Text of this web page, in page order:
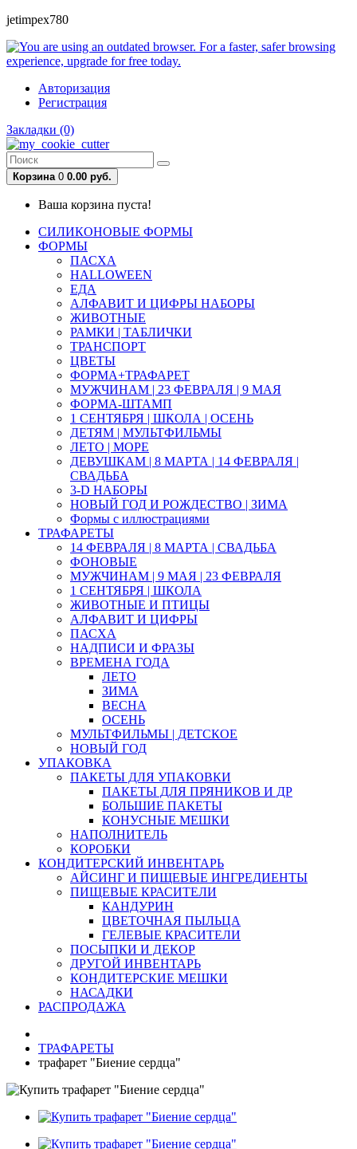
jetimpex780
Авторизация
Регистрация
Закладки (0)
Корзина 0 0.00 руб.
Ваша корзина пуста!
СИЛИКОНОВЫЕ ФОРМЫ
ФОРМЫ
ПАСХА
HALLOWEEN
ЕДА
АЛФАВИТ И ЦИФРЫ НАБОРЫ
ЖИВОТНЫЕ
РАМКИ | ТАБЛИЧКИ
ТРАНСПОРТ
ЦВЕТЫ
ФОРМА+ТРАФАРЕТ
МУЖЧИНАМ | 23 ФЕВРАЛЯ | 9 МАЯ
ФОРМА-ШТАМП
1 СЕНТЯБРЯ | ШКОЛА | ОСЕНЬ
ДЕТЯМ | МУЛЬТФИЛЬМЫ
ЛЕТО | МОРЕ
ДЕВУШКАМ | 8 МАРТА | 14 ФЕВРАЛЯ |
СВАДЬБА
3-D НАБОРЫ
НОВЫЙ ГОД И РОЖДЕСТВО | ЗИМА
Формы с иллюстрациями
ТРАФАРЕТЫ
14 ФЕВРАЛЯ | 8 МАРТА | СВАДЬБА
ФОНОВЫЕ
МУЖЧИНАМ | 9 МАЯ | 23 ФЕВРАЛЯ
1 СЕНТЯБРЯ | ШКОЛА
ЖИВОТНЫЕ И ПТИЦЫ
АЛФАВИТ И ЦИФРЫ
ПАСХА
НАДПИСИ И ФРАЗЫ
ВРЕМЕНА ГОДА
ЛЕТО
ЗИМА
ВЕСНА
ОСЕНЬ
МУЛЬТФИЛЬМЫ | ДЕТСКОЕ
НОВЫЙ ГОД
УПАКОВКА
ПАКЕТЫ ДЛЯ УПАКОВКИ
ПАКЕТЫ ДЛЯ ПРЯНИКОВ И ДР
БОЛЬШИЕ ПАКЕТЫ
КОНУСНЫЕ МЕШКИ
НАПОЛНИТЕЛЬ
КОРОБКИ
КОНДИТЕРСКИЙ ИНВЕНТАРЬ
АЙСИНГ И ПИЩЕВЫЕ ИНГРЕДИЕНТЫ
ПИЩЕВЫЕ КРАСИТЕЛИ
КАНДУРИН
ЦВЕТОЧНАЯ ПЫЛЬЦА
ГЕЛЕВЫЕ КРАСИТЕЛИ
ПОСЫПКИ И ДЕКОР
ДРУГОЙ ИНВЕНТАРЬ
КОНДИТЕРСКИЕ МЕШКИ
НАСАДКИ
РАСПРОДАЖА
ТРАФАРЕТЫ
трафарет "Биение сердца"